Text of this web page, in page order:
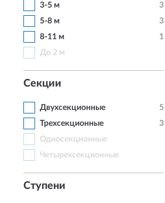
3-5 м
3
5-8 м
3
8-11 м
1
До 2 м
Секции
Двухсекционные
5
Трехсекционные
3
Односекционные
Четырехсекционные
Ступени